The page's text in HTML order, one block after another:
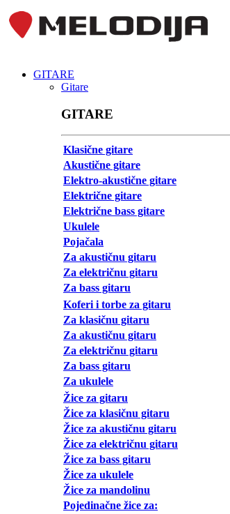
GITARE
Gitare
GITARE
Klasične gitare
Akustične gitare
Elektro-akustične gitare
Električne gitare
Električne bass gitare
Ukulele
Pojačala
Za akustičnu gitaru
Za električnu gitaru
Za bass gitaru
Koferi i torbe za gitaru
Za klasičnu gitaru
Za akustičnu gitaru
Za električnu gitaru
Za bass gitaru
Za ukulele
Žice za gitaru
Žice za klasičnu gitaru
Žice za akustičnu gitaru
Žice za električnu gitaru
Žice za bass gitaru
Žice za ukulele
Žice za mandolinu
Pojedinačne žice za: